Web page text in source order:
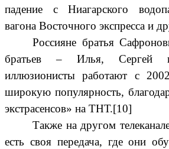
падение с Ниагарского
вагона Восточного экспресса и
Россияне братья
братьев – Илья, Сергей
иллюзионисты работают с
широкую популярность,
экстрасенсов» на ТНТ.[10]
Также на другом
есть своя передача, где они